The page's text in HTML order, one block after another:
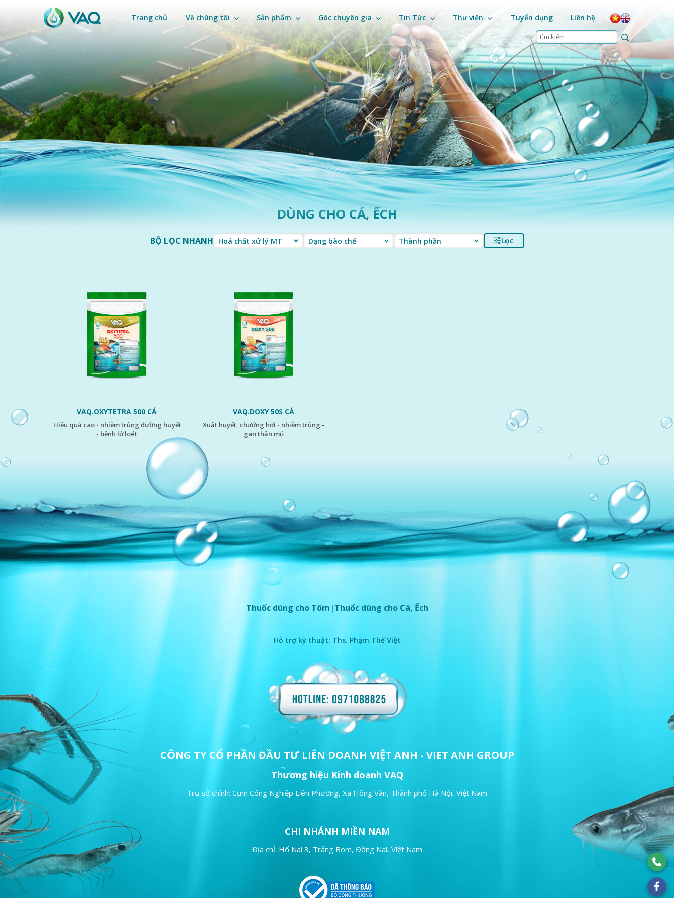
Trang chủ Về chúng tôi Sản phẩm Góc chuyên gia Tin Tức Thư viện Tuyển dụng Liên hệ
DÙNG CHO CÁ, ẾCH
BỘ LỌC NHANH Lọc
VAQ.OXYTETRA 500 CÁ
hiệu quả cao - nhiễm trùng đường huyết
- bệnh lở loét
VAQ.DOXY 50S CÁ
xuất huyết, chướng hơi - nhiễm trùng -
gan thận mủ
Thuốc dùng cho Tôm |Thuốc dùng cho Cá, Ếch
Hỗ trợ kỹ thuật: Ths. Phạm Thế Việt
CÔNG TY CỔ PHẦN ĐẦU TƯ LIÊN DOANH VIỆT ANH - VIET ANH GROUP
Thương hiệu Kinh doanh VAQ
Trụ sở chính: Cụm Công Nghiệp Liên Phương, Xã Hồng Vân, Thành phố Hà Nội, Việt Nam
CHI NHÁNH MIỀN NAM
Địa chỉ: Hố Nai 3, Trảng Bom, Đồng Nai, Việt Nam
LIÊN HỆ NGAY
Hãy liên hệ ngay với đội ngũ chuyên gia của VAQ để được hỗ trợ kịp thời.